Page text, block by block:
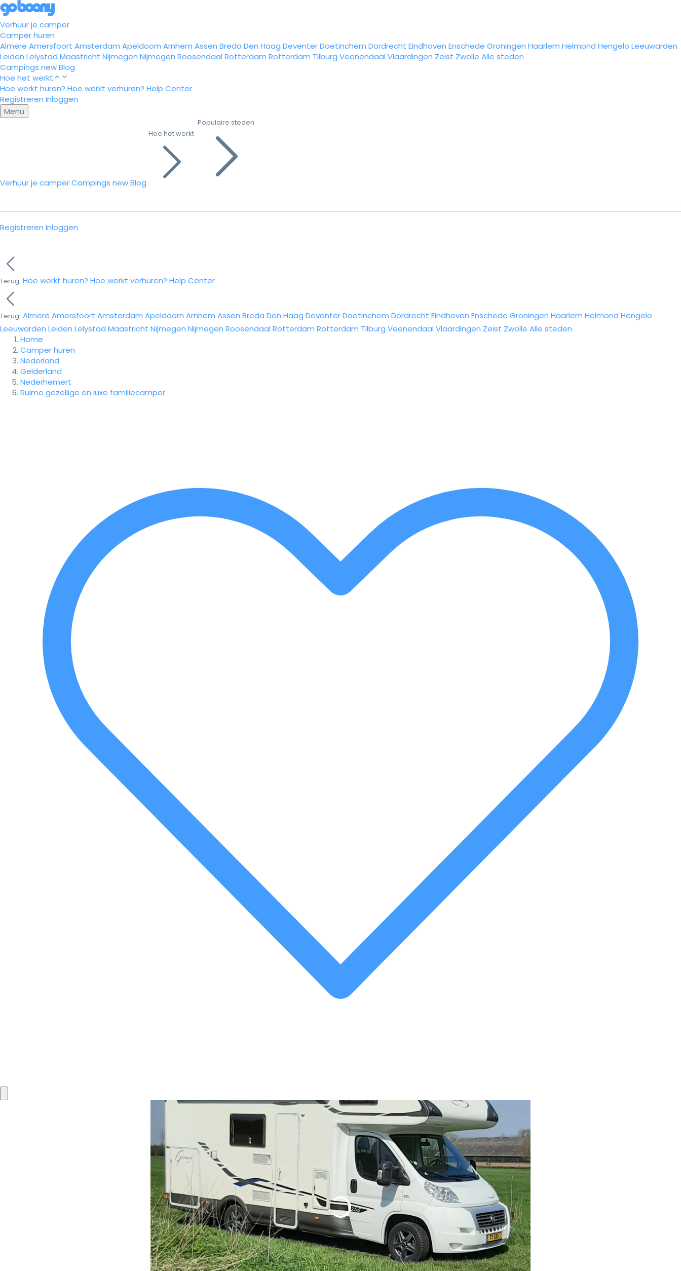
Verhuur je camper
Camper huren
Almere Amersfoort Amsterdam Apeldoorn Arnhem Assen Breda Den Haag DeventerDoetinchem Dordrecht Eindhoven Enschede Groningen Haarlem Helmond Hengelo Leeuwarden
Leiden Lelystad Maastricht Nijmegen Nijmegen Roosendaal Rotterdam Rotterdam Tilburg Veenendaal Vlaardingen Zeist Zwolle Alle steden
Campings newBlog
Hoe het werkt
Hoe werkt huren? Hoe werkt verhuren? Help Center
Registreren Inloggen
Menu
Verhuur je camperCampings newBlog
Hoe het werkt
Populaire steden
Registreren Inloggen
Terug Hoe werkt huren? Hoe werkt verhuren? Help Center
Terug Almere Amersfoort Amsterdam Apeldoorn Arnhem Assen Breda Den Haag DeventerDoetinchem Dordrecht Eindhoven Enschede Groningen Haarlem Helmond Hengelo
Leeuwarden Leiden Lelystad Maastricht Nijmegen Nijmegen Roosendaal Rotterdam Rotterdam Tilburg Veenendaal Vlaardingen Zeist Zwolle Alle steden
Home
Camper huren
Nederland
Gelderland
Nederhemert
Ruime gezellige en luxe familiecamper